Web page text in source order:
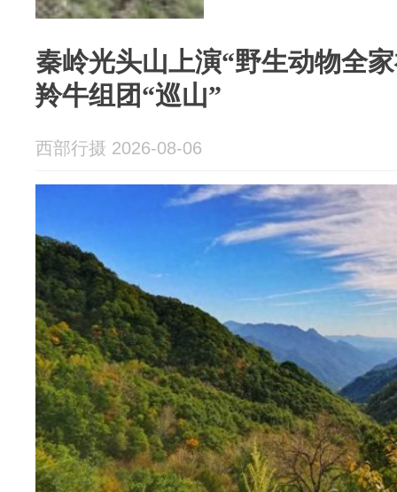
秦岭光头山上演“野生动物全
羚牛组团“巡山”
西部行摄 2026-08-06